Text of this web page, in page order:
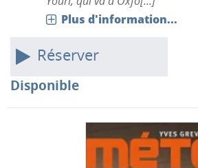
Plus d'information...
Réserver
Disponible